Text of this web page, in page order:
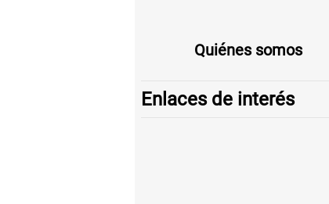
Quiénes somos
Enlaces de interés